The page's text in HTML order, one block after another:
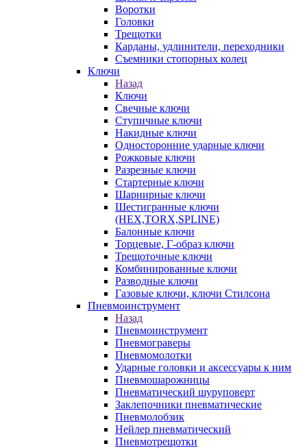
Воротки
Головки
Трещотки
Карданы, удлинители, переходники
Съемники стопорных колец
Ключи
Назад
Ключи
Свечные ключи
Ступичные ключи
Накидные ключи
Односторонние ударные ключи
Рожковые ключи
Разрезные ключи
Стартерные ключи
Шарнирные ключи
Шестигранные ключи
(HEX,TORX,SPLINE)
Балонные ключи
Торцевые, Г-образ ключи
Трещоточные ключи
Комбинированные ключи
Разводные ключи
Газовые ключи, ключи Стилсона
Пневмоинструмент
Назад
Пневмоинструмент
Пневмограверы
Пневмомолотки
Ударные головки и аксессуары к ним
Пневмошарожницы
Пневматический шуруповерт
Заклепочники пневматические
Пневмолобзик
Нейлер пневматический
Пневмотрещотки